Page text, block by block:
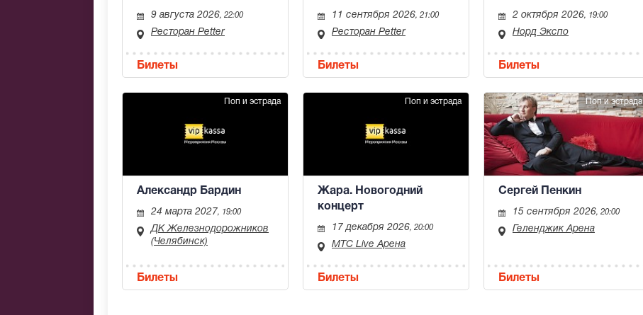
9 августа 2026, 22:00
Ресторан Petter
Билеты
11 сентября 2026, 21:00
Ресторан Petter
Билеты
2 октября 2026, 19:00
Норд Экспо
Билеты
Поп и эстрада
Александр Бардин
24 марта 2027, 19:00
ДК Железнодорожников
(Челябинск)
Билеты
Поп и эстрада
Жара. Новогодний
концерт
17 декабря 2026, 20:00
МТС Live Арена
Билеты
Поп и эстрада
Сергей Пенкин
15 сентября 2026, 20:00
Геленджик Арена
Билеты